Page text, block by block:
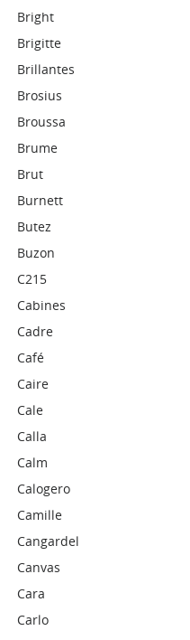
Bright
Brigitte
Brillantes
Brosius
Broussa
Brume
Brut
Burnett
Butez
Buzon
C215
Cabines
Cadre
Café
Caire
Cale
Calla
Calm
Calogero
Camille
Cangardel
Canvas
Cara
Carlo